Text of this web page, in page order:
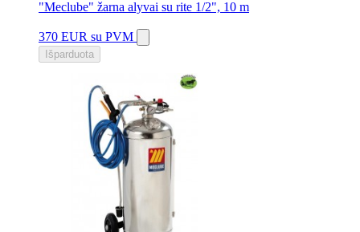
"Meclube" žarna alyvai su rite 1/2", 10 m
370 EUR su PVM
Išparduota